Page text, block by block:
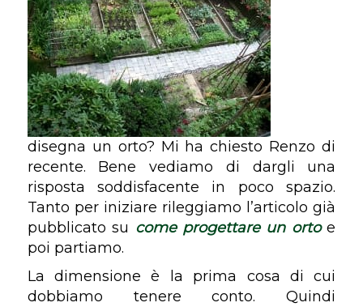
disegna un orto? Mi ha chiesto Renzo di
recente. Bene vediamo di dargli una
risposta soddisfacente in poco spazio.
Tanto per iniziare rileggiamo l’articolo già
pubblicato su come progettare un ortoe
poi partiamo.
La dimensione è la prima cosa di cui
dobbiamo tenere conto. Quindi